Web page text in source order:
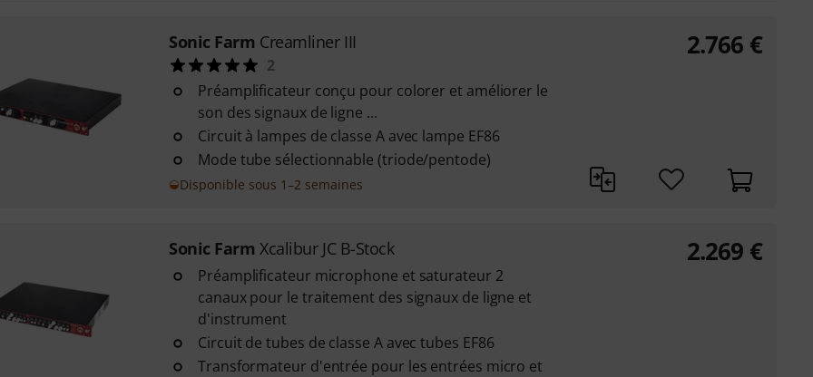
Sonic Farm Creamliner III
2
Préamplificateur conçu pour colorer et améliorer le
son des signaux de ligne ...
Circuit à lampes de classe A avec lampe EF86
Mode tube sélectionnable (triode/pentode)
Disponible sous 1–2 semaines
2.766 €
Sonic Farm Xcalibur JC B-Stock
Préamplificateur microphone et saturateur 2
canaux pour le traitement des signaux de ligne et
d'instrument
Circuit de tubes de classe A avec tubes EF86
Transformateur d'entrée pour les entrées micro et
2.269 €